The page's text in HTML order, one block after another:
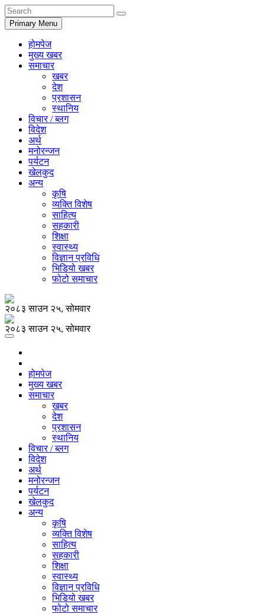
Primary Menu
होमपेज
मुख्य खबर
समाचार
खबर
देश
प्रशासन
स्थानिय
विचार / ब्लग
विदेश
अर्थ
मनोरन्जन
पर्यटन
खेलकुद
अन्य
कृषि
व्यक्ति विशेष
साहित्य
सहकारी
शिक्षा
स्वास्थ्य
विज्ञान प्रविधि
भिडियो खबर
फोटो समाचार
२०८३ साउन २५, सोमवार
२०८३ साउन २५, सोमवार
होमपेज
मुख्य खबर
समाचार
खबर
देश
प्रशासन
स्थानिय
विचार / ब्लग
विदेश
अर्थ
मनोरन्जन
पर्यटन
खेलकुद
अन्य
कृषि
व्यक्ति विशेष
साहित्य
सहकारी
शिक्षा
स्वास्थ्य
विज्ञान प्रविधि
भिडियो खबर
फोटो समाचार